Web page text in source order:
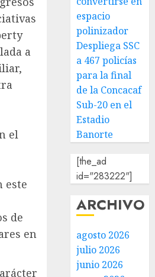
a
el
este
de
en
espacio
polinizador
Despliega SSC
a 467 policías
para la final
de la Concacaf
Sub-20 en el
Estadio
Banorte
[the_ad
id="283222"]
ARCHIVO
agosto 2026
julio 2026
junio 2026